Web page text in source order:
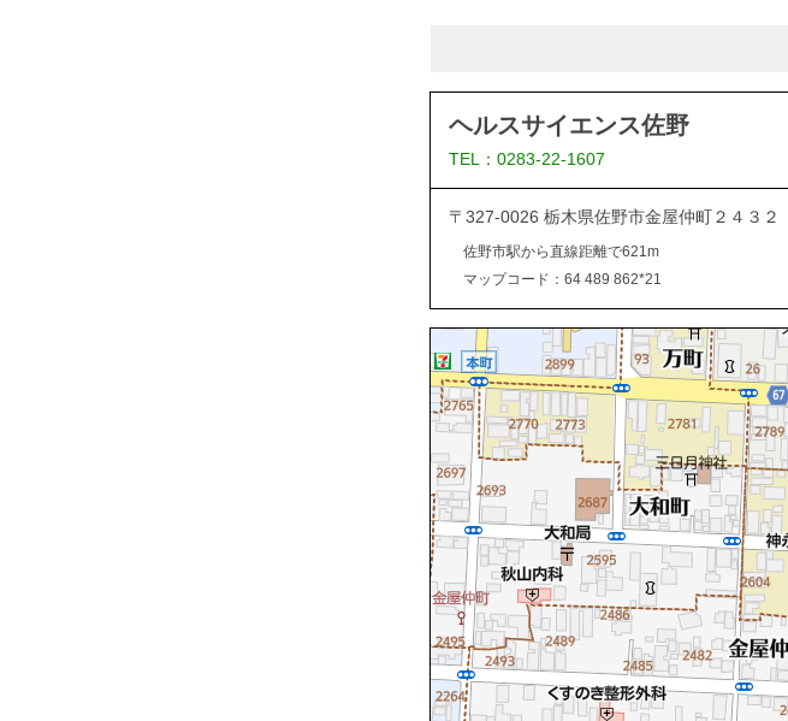
ヘルスサイエンス佐野
TEL：0283-22-1607
〒327-0026 栃木県佐野市金屋仲町２４３２
佐野市駅から直線距離で621m
マップコード：64 489 862*21